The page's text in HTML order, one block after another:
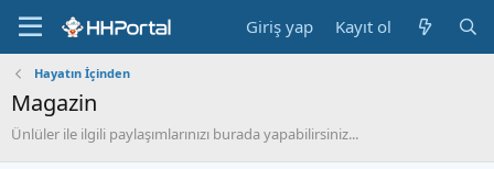
Giriş yap Kayıt ol
Hayatın İçinden
Magazin
Ünlüler ile ilgili paylaşımlarınızı burada yapabilirsiniz...